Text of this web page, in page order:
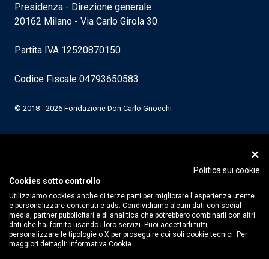
Presidenza - Direzione generale
20162 Milano - Via Carlo Girola 30
Partita IVA 12520870150
Codice Fiscale 04793650583
© 2018 - 2026 Fondazione Don Carlo Gnocchi
Politica sui cookie
Cookies sotto controllo
Utilizziamo cookies anche di terze parti per migliorare l'esperienza utente
e personalizzare contenuti e ads. Condividiamo alcuni dati con social
media, partner pubblicitari e di analitica che potrebbero combinarli con altri
dati che hai fornito usando i loro servizi. Puoi accettarli tutti,
personalizzare le tipologie o X per proseguire coi soli cookie tecnici. Per
maggiori dettagli: Informativa Cookie.